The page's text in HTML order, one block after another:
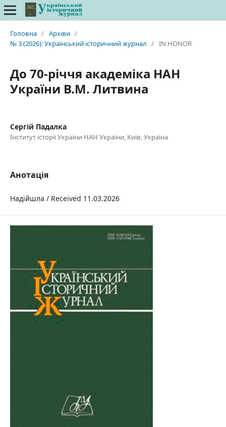
Головна / Архіви /
№ 3 (2026): Український історичний журнал / IN HONOR
До 70-річчя академіка НАН
України В.М. Литвина
Сергій Падалка
Інститут історії України НАН України, Київ, Україна
Анотація
Надійшла / Received 11.03.2026